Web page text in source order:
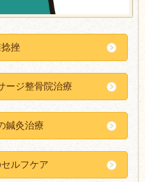
挫
ージ整骨院治療
鍼灸治療
ルフケア